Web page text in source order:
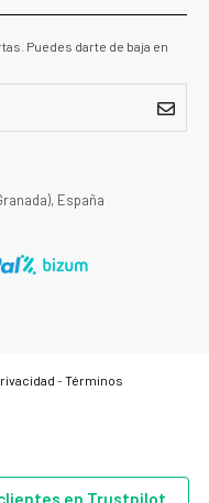
Puedes darte de baja en
España
-Términos
en Trustpilot